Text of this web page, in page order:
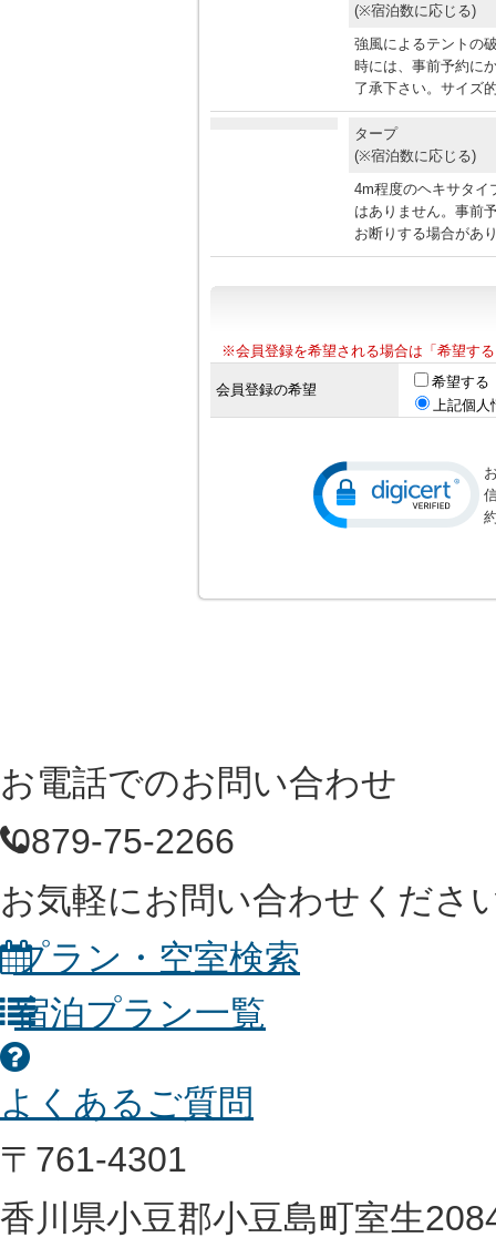
(※宿泊数に応じる)
強風によるテントの
時には、事前予約に
了承下さい。サイズ
タープ
(※宿泊数に応じる)
4m程度のヘキサタイ
はありません。事前
お断りする場合があ
※会員登録を希望される場合は「希望す
会員登録の希望
希望する
上記個
お電話でのお問い合わせ
0879-75-2266
お気軽にお問い合わせくださ
プラン・空室検索
宿泊プラン一覧
よくあるご質問
〒761-4301
香川県小豆郡小豆島町室生